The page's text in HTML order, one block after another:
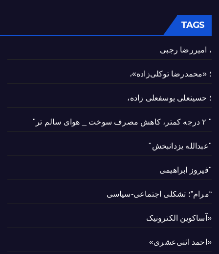
TAGS
، امیررضا رجبی
؛ «محمدرضا توکلی‌زاده»،
؛ حسینعلی یوسفعلی زاده،
" ۲ درجه کمتر، کاهش مصرف سوخت _ هوای سالم تر"
"عبدالله یزدانبخش"
"فیروز ابراهیمی
“مرام”؛ تشکلی اجتماعی-سیاسی
«آساکوین الکترونیک
«احمد اثنی‌عشری»